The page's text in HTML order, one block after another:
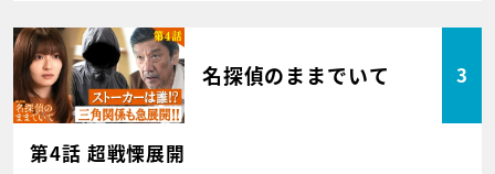
名探偵のままでいて 3
第4話 超戦慄展開